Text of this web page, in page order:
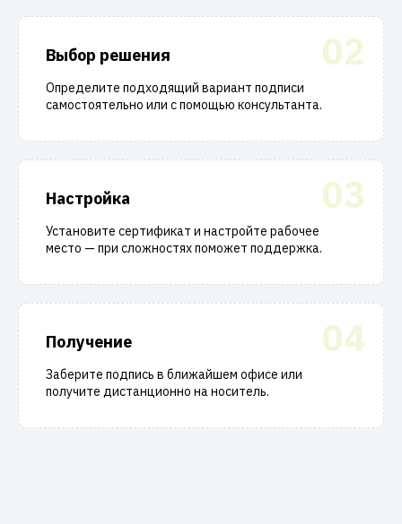
02
Выбор решения
Определите подходящий вариант подписи
самостоятельно или с помощью консультанта.
03
Настройка
Установите сертификат и настройте рабочее
место — при сложностях поможет поддержка.
04
Получение
Заберите подпись в ближайшем офисе или
получите дистанционно на носитель.